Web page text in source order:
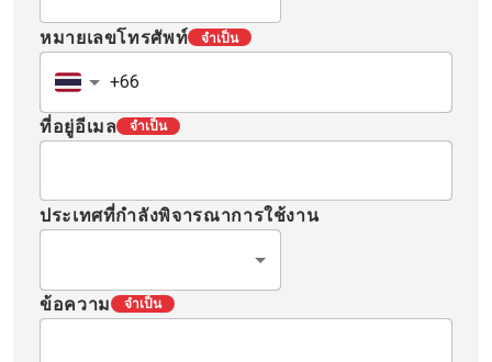
หมายเลขโทรศัพท์ จำเป็น
ที่อยู่อีเมล จำเป็น
ประเทศที่กำลังพิจารณาการใช้งาน
ข้อความ จำเป็น